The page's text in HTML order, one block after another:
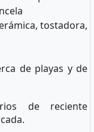
tostadora,
de playas y de
de reciente